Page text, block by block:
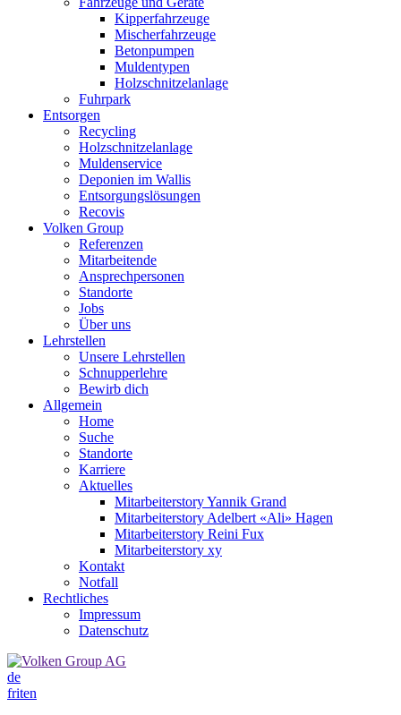
Kipperfahrzeuge
Mischerfahrzeuge
Betonpumpen
Muldentypen
Holzschnitzelanlage
Fuhrpark
Entsorgen
Recycling
Holzschnitzelanlage
Muldenservice
Deponien im Wallis
Entsorgungslösungen
Recovis
Volken Group
Referenzen
Mitarbeitende
Ansprechpersonen
Standorte
Jobs
Über uns
Lehrstellen
Unsere Lehrstellen
Schnupperlehre
Bewirb dich
Allgemein
Home
Suche
Standorte
Karriere
Aktuelles
Mitarbeiterstory Yannik Grand
Mitarbeiterstory Adelbert «Ali» Hagen
Mitarbeiterstory Reini Fux
Mitarbeiterstory xy
Kontakt
Notfall
Rechtliches
Impressum
Datenschutz
de
friten